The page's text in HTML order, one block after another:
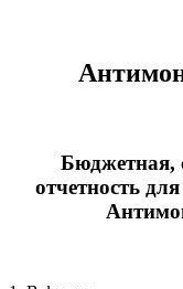
Бюджетная,
отчетность